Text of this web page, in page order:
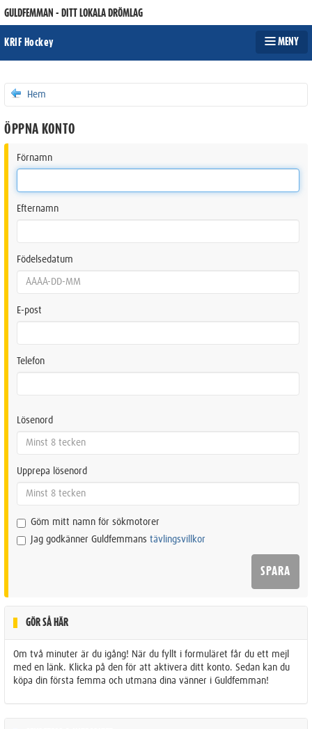
GULDFEMMAN - DITT LOKALA DRÖMLAG
KRIF Hockey MENY
Hem
ÖPPNA KONTO
Förnamn
Efternamn
Födelsedatum
E-post
Telefon
Lösenord
Upprepa lösenord
Göm mitt namn för sökmotorer
Jag godkänner Guldfemmans tävlingsvillkor
GÖR SÅ HÄR
Om två minuter är du igång! När du fyllt i formuläret får du ett mejl
med en länk. Klicka på den för att aktivera ditt konto. Sedan kan du
köpa din första femma och utmana dina vänner i Guldfemman!